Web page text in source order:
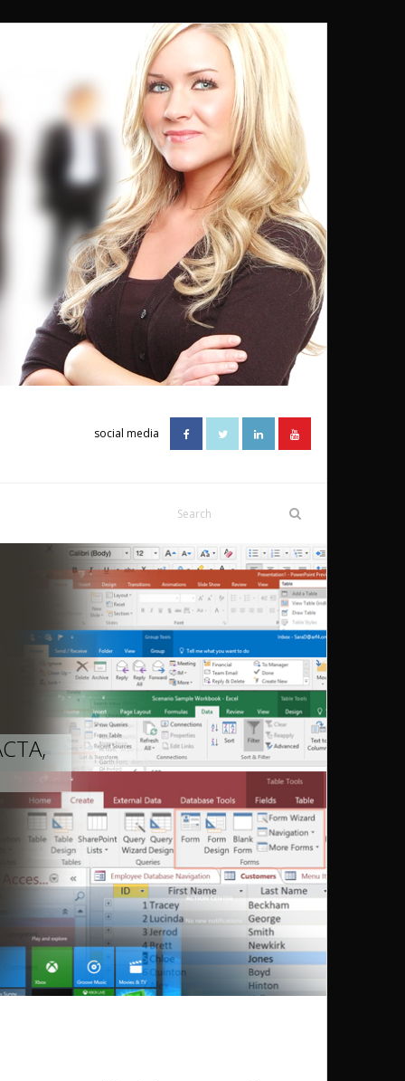
social media